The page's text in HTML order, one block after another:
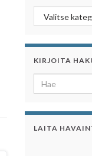
Kategoriaa
KIRJOITA
Search for:
LAITA